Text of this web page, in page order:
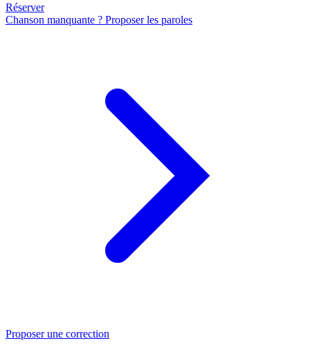
Réserver
Chanson manquante ? Proposer les paroles
Proposer une correction